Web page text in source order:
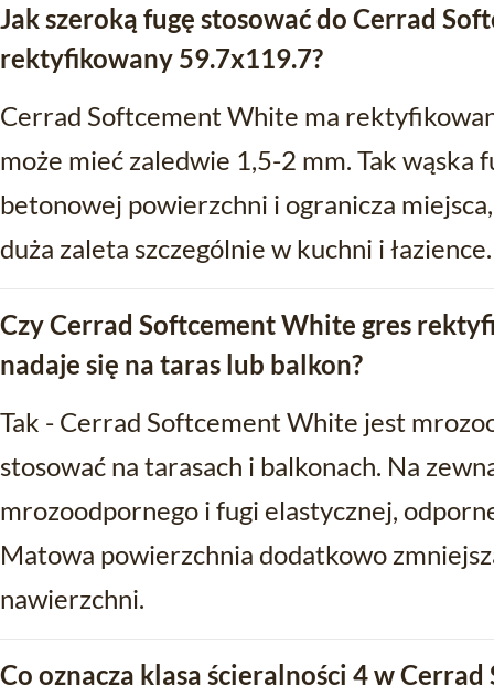
Jak szeroką fugę stosować do Cerrad
rektyfikowany 59.7x119.7?
Cerrad Softcement White ma
może mieć zaledwie 1,5-2 mm. Tak
betonowej powierzchni i ogranicza
duża zaleta szczególnie w kuchni i łazience.
Czy Cerrad Softcement White gres
nadaje się na taras lub balkon?
Tak - Cerrad Softcement White jest
stosować na tarasach i balkonach. Na
mrozoodpornego i fugi elastycznej,
Matowa powierzchnia dodatkowo
nawierzchni.
Co oznacza klasa ścieralności 4 w